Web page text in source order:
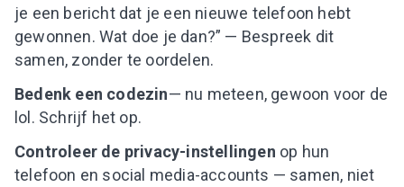
je een bericht dat je een nieuwe telefoon hebt
gewonnen. Wat doe je dan?” — Bespreek dit
samen, zonder te oordelen.
Bedenk een codezin— nu meteen, gewoon voor de
lol. Schrijf het op.
Controleer de privacy-instellingen op hun
telefoon en social media-accounts — samen, niet